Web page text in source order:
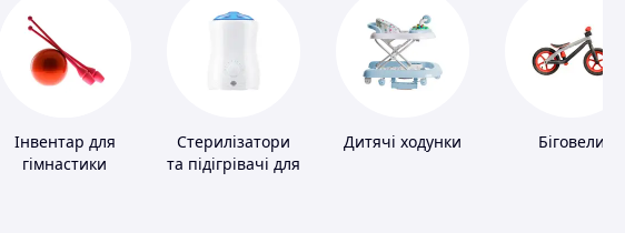
Інвентар для
гімнастики
Стерилізатори
та підігрівачі для
Дитячі ходунки Біговели